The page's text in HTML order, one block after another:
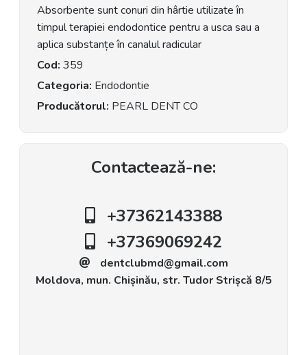
Absorbente sunt conuri din hârtie utilizate în
timpul terapiei endodontice pentru a usca sau a
aplica substanțe în canalul radicular
Cod: 359
Categoria: Endodontie
Producătorul: PEARL DENT CO
Contactează-ne:
+37362143388
+37369069242
dentclubmd@gmail.com
Moldova, mun. Chișinău, str. Tudor Strișcă 8/5